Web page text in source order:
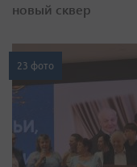
новый сквер
23 фото